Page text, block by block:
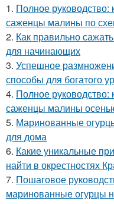
1. Полное руководство:
саженцы малины по
2. Как правильно
для начинающих
3. Успешное
способы для богатого
4. Полное руководство:
саженцы малины
5. Маринованные
для дома
6. Какие уникальные
найти в окрестностях
7. Пошаговое
маринованные огурцы